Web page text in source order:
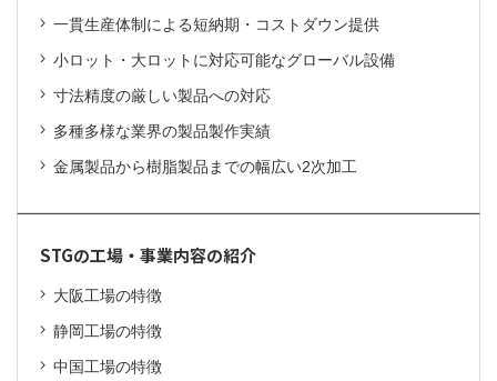
一貫生産体制による短納期・コストダウン提供
小ロット・大ロットに対応可能なグローバル設備
寸法精度の厳しい製品への対応
多種多様な業界の製品製作実績
金属製品から樹脂製品までの幅広い2次加工
STGの工場・事業内容の紹介
大阪工場の特徴
静岡工場の特徴
中国工場の特徴